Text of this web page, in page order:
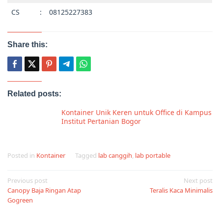
CS
: 08125227383
Share this:
Related posts:
Kontainer Unik Keren untuk Office di Kampus
Institut Pertanian Bogor
Posted in Kontainer Tagged lab canggih, lab portable
Post
navigation
Previous post
Canopy Baja Ringan Atap
Gogreen
Next post
Teralis Kaca Minimalis